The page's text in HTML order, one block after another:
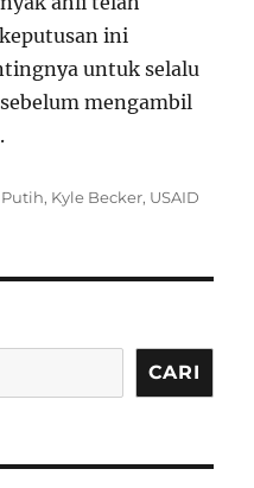
ini
untuk selalu
mengambil
, Kyle Becker, USAID
CARI